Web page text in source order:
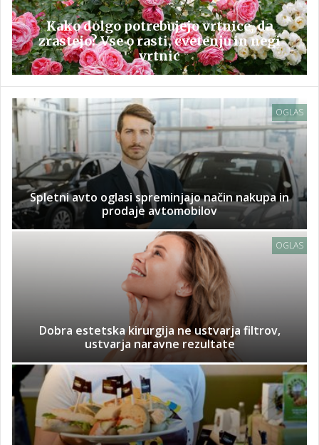
Kako dolgo potrebujejo vrtnice, da
zrastejo? Vse o rasti, cvetenju in negi
vrtnic
OGLAS
Spletni avto oglasi spreminjajo način nakupa in
prodaje avtomobilov
OGLAS
Dobra estetska kirurgija ne ustvarja filtrov,
ustvarja naravne rezultate